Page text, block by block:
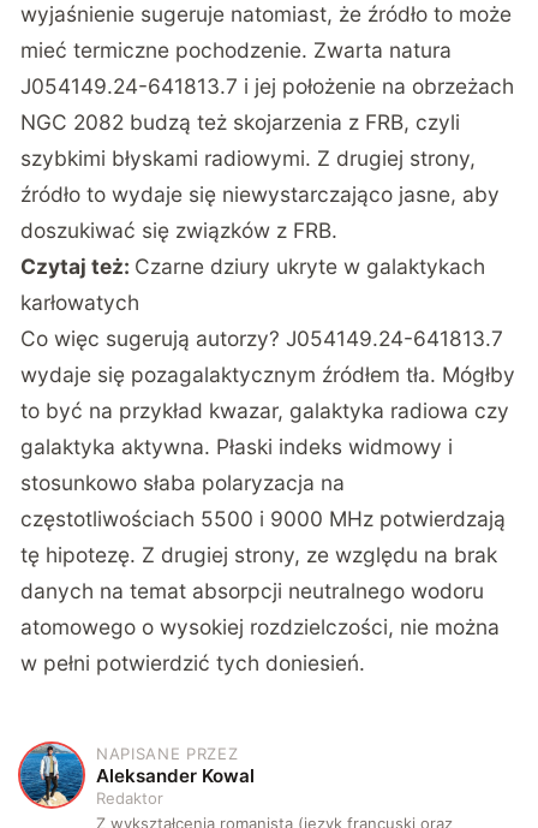
wyjaśnienie sugeruje natomiast, że źródło to może
mieć termiczne pochodzenie. Zwarta natura
J054149.24-641813.7 i jej położenie na obrzeżach
NGC 2082 budzą też skojarzenia z FRB, czyli
szybkimi błyskami radiowymi. Z drugiej strony,
źródło to wydaje się niewystarczająco jasne, aby
doszukiwać się związków z FRB.
Czytaj też: Czarne dziury ukryte w galaktykach
karłowatych
Co więc sugerują autorzy? J054149.24-641813.7
wydaje się pozagalaktycznym źródłem tła. Mógłby
to być na przykład kwazar, galaktyka radiowa czy
galaktyka aktywna. Płaski indeks widmowy i
stosunkowo słaba polaryzacja na
częstotliwościach 5500 i 9000 MHz potwierdzają
tę hipotezę. Z drugiej strony, ze względu na brak
danych na temat absorpcji neutralnego wodoru
atomowego o wysokiej rozdzielczości, nie można
w pełni potwierdzić tych doniesień.
A
NAPISANE PRZEZ
Aleksander Kowal
Redaktor
Z wykształcenia romanista (język francuski oraz